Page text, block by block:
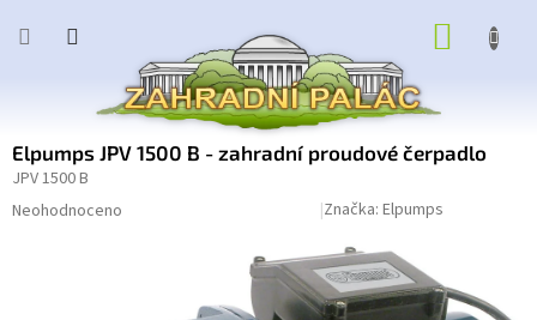
Elpumps JPV 1500 B - zahradní proudové čerpadlo
JPV 1500 B
Průměrné
Neohodnoceno Značka: Elpumps